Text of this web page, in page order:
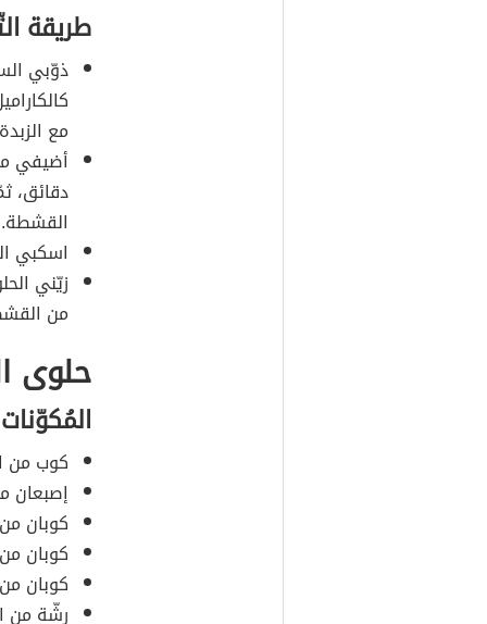
طريقة
ذوّبي
مع
أضيفي
دقائق،
القشطة.
اسكبي
زيّني
من
حلوى
المُكوّنات
كوب من
إصبعان
كوبان
كوبان
كوبان
رشّة من